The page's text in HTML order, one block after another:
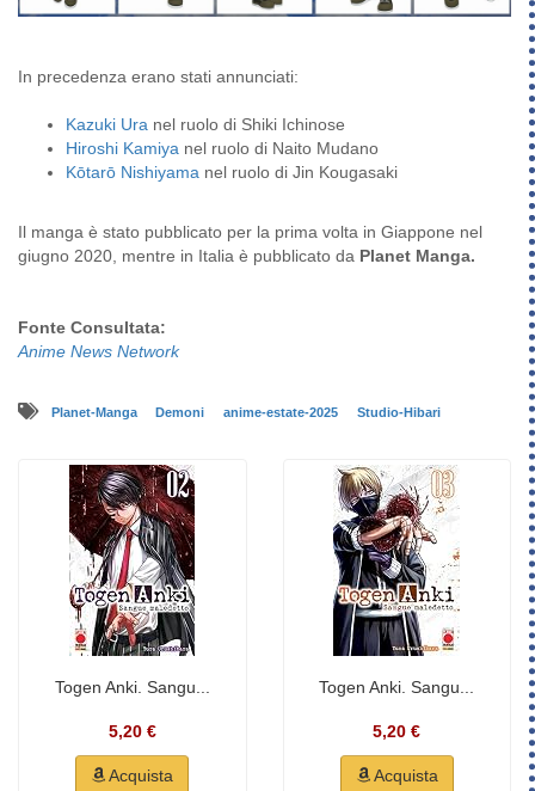
In precedenza erano stati annunciati:
Kazuki Ura nel ruolo di Shiki Ichinose
Hiroshi Kamiya nel ruolo di Naito Mudano
Kōtarō Nishiyama nel ruolo di Jin Kougasaki
Il manga è stato pubblicato per la prima volta in Giappone nel
giugno 2020, mentre in Italia è pubblicato da Planet Manga.
Fonte Consultata:
Anime News Network
Planet-Manga Demoni anime-estate-2025 Studio-Hibari
Togen Anki. Sangu...
5,20 €
Acquista
Togen Anki. Sangu...
5,20 €
Acquista